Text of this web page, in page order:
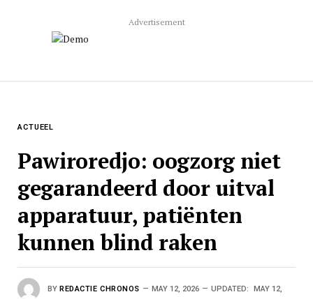
Advertisement
ACTUEEL
Pawiroredjo: oogzorg niet
gegarandeerd door uitval
apparatuur, patiënten
kunnen blind raken
BY REDACTIE CHRONOS MAY 12, 2026 UPDATED: MAY 12,